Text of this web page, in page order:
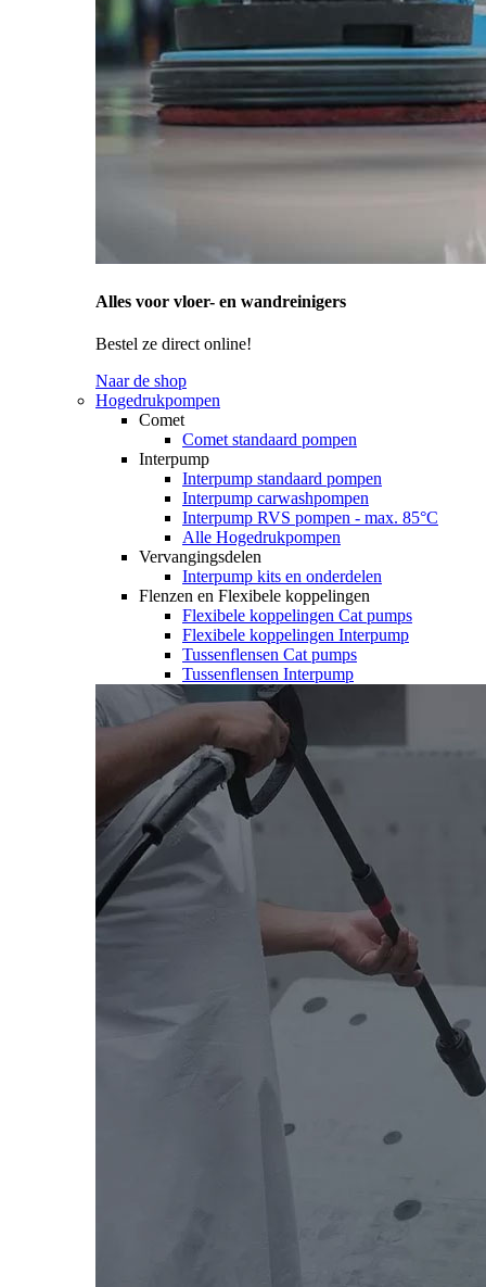
Alles voor vloer- en wandreinigers
Bestel ze direct online!
Naar de shop
Hogedrukpompen
Comet
Comet standaard pompen
Interpump
Interpump standaard pompen
Interpump carwashpompen
Interpump RVS pompen - max. 85°C
Alle Hogedrukpompen
Vervangingsdelen
Interpump kits en onderdelen
Flenzen en Flexibele koppelingen
Flexibele koppelingen Cat pumps
Flexibele koppelingen Interpump
Tussenflensen Cat pumps
Tussenflensen Interpump